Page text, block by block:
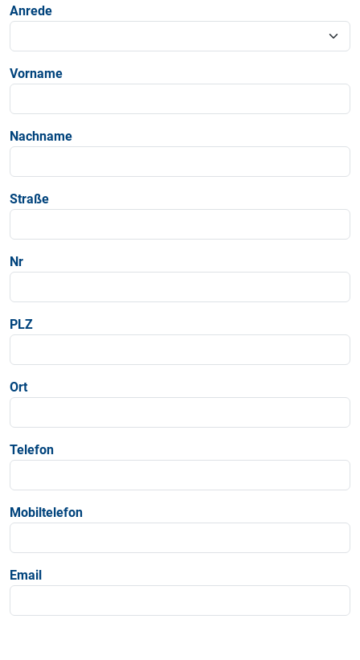
Anrede
Vorname
Nachname
Straße
Nr
PLZ
Ort
Telefon
Mobiltelefon
Email